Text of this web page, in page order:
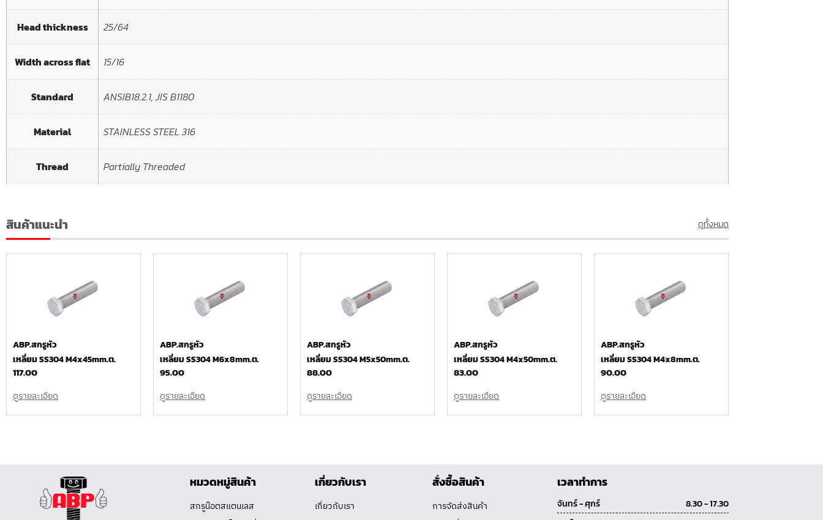
Head thickness 25/64
Width across flat 15/16
Standard ANSIB18.2.1, JIS B1180
Material STAINLESS STEEL 316
Thread Partially Threaded
สินค้าแนะนำ ดูทั้งหมด
ABP.สกรูหัว
เหลี่ยม SS304 M4x45mm.ต.
117.00
ดูรายละเอียด
ABP.สกรูหัว
เหลี่ยม SS304 M6x8mm.ต.
95.00
ดูรายละเอียด
ABP.สกรูหัว
เหลี่ยม SS304 M5x50mm.ต.
88.00
ดูรายละเอียด
ABP.สกรูหัว
เหลี่ยม SS304 M4x50mm.ต.
83.00
ดูรายละเอียด
ABP.สกรูหัว
เหลี่ยม SS304 M4x8mm.ต.
90.00
ดูรายละเอียด
หมวดหมู่สินค้า
สกรูน๊อตสแตนเลส
เกี่ยวกับเรา
เกี่ยวกับเรา
สั่งซื้อสินค้า
การจัดส่งสินค้า
เวลาทำการ
จันทร์ - ศุกร์
8.30 - 17.30